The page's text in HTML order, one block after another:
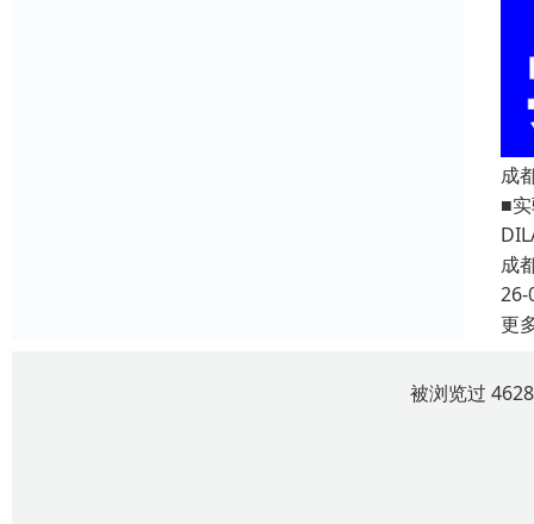
成
■
成
26-
更
被浏览过